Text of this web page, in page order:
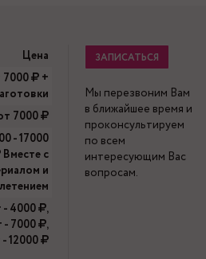
Цена
7000
+
7000
- 17000
Вместе с
и
- 4000
,
- 7000
,
12000
ЗАПИСАТЬСЯ
Мы перезвоним Вам
в ближайшее время и
проконсультируем
по всем
интересующим Вас
вопросам.